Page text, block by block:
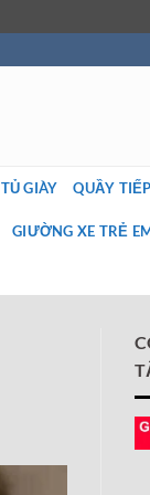
TỦ GIÀY QUẦY
GIƯỜNG XE TRẺ